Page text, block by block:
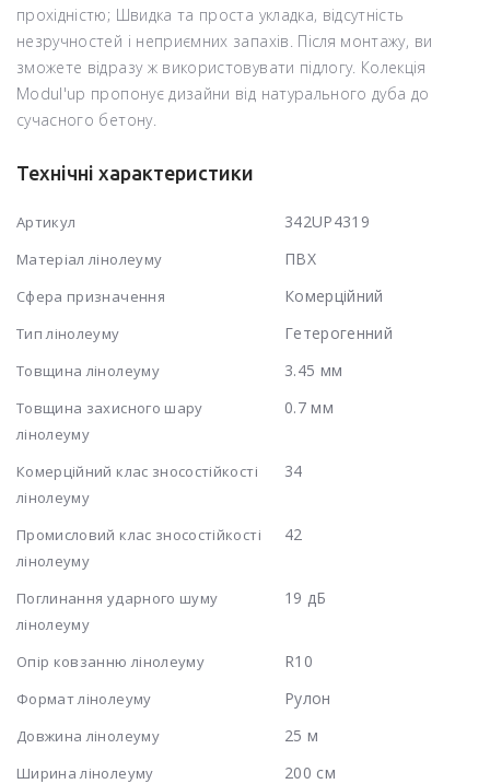
прохідністю; Швидка та проста укладка, відсутність
незручностей і неприємних запахів. Після монтажу, ви
зможете відразу ж використовувати підлогу. Колекція
Modul'up пропонує дизайни від натурального дуба до
сучасного бетону.
Технічні характеристики
Артикул 342UP4319
Матеріал лінолеуму ПВХ
Сфера призначення Комерційний
Тип лінолеуму Гетерогенний
Товщина лінолеуму 3.45 мм
Товщина захисного шару
лінолеуму
0.7 мм
Комерційний клас зносостійкості
лінолеуму
34
Промисловий клас зносостійкості
лінолеуму
42
Поглинання ударного шуму
лінолеуму
19 дБ
Опір ковзанню лінолеуму R10
Формат лінолеуму Рулон
Довжина лінолеуму 25 м
Ширина лінолеуму 200 см